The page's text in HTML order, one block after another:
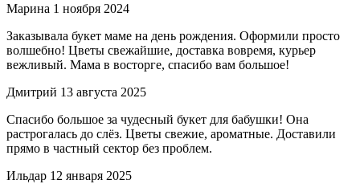
Марина 1 ноября 2024
Заказывала букет маме на день рождения. Оформили просто
волшебно! Цветы свежайшие, доставка вовремя, курьер
вежливый. Мама в восторге, спасибо вам большое!
Дмитрий 13 августа 2025
Спасибо большое за чудесный букет для бабушки! Она
растрогалась до слёз. Цветы свежие, ароматные. Доставили
прямо в частный сектор без проблем.
Ильдар 12 января 2025